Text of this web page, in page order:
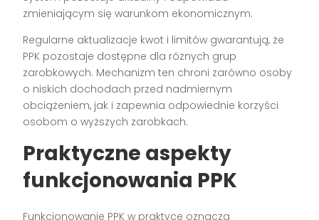
zmieniającym się warunkom ekonomicznym.
Regularne aktualizacje kwot i limitów gwarantują, że
PPK pozostaje dostępne dla różnych grup
zarobkowych. Mechanizm ten chroni zarówno osoby
o niskich dochodach przed nadmiernym
obciążeniem, jak i zapewnia odpowiednie korzyści
osobom o wyższych zarobkach.
Praktyczne aspekty
funkcjonowania PPK
Funkcjonowanie PPK w praktyce oznacza